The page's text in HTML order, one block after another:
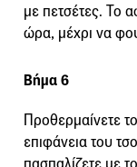
με πετσέτες. Το
ώρα, μέχρι να
Βήμα 6
Προθερμαίνετε
επιφάνεια του